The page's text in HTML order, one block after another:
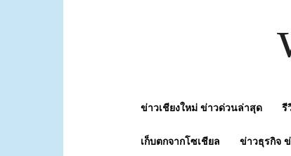
ข่าวเชียงใหม่ ข่าวด่วนล่าสุด รี
เก็บตกจากโซเชียล ข่าวธุรกิจ